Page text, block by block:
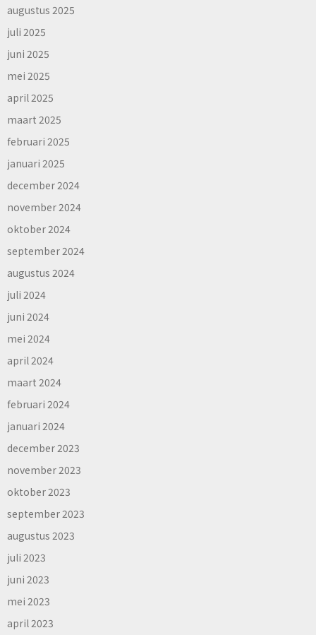
augustus 2025
juli 2025
juni 2025
mei 2025
april 2025
maart 2025
februari 2025
januari 2025
december 2024
november 2024
oktober 2024
september 2024
augustus 2024
juli 2024
juni 2024
mei 2024
april 2024
maart 2024
februari 2024
januari 2024
december 2023
november 2023
oktober 2023
september 2023
augustus 2023
juli 2023
juni 2023
mei 2023
april 2023